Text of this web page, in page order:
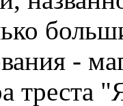
-
треста